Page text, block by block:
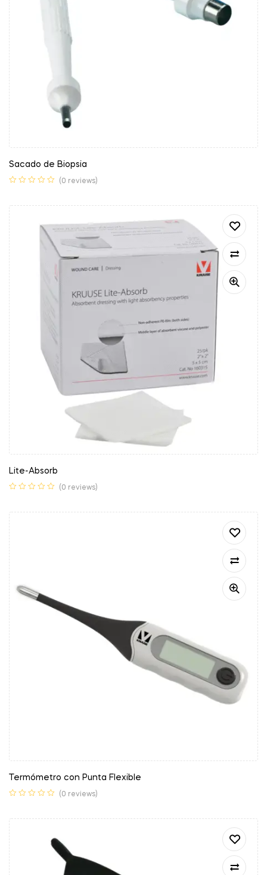
Sacado de Biopsia
(0 reviews)
Lite-Absorb
(0 reviews)
Termómetro con Punta Flexible
(0 reviews)